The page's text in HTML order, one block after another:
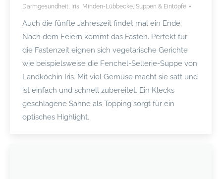
Darmgesundheit, Iris, Minden-Lübbecke, Suppen & Eintöpfe
Auch die fünfte Jahreszeit findet mal ein Ende.
Nach dem Feiern kommt das Fasten. Perfekt für
die Fastenzeit eignen sich vegetarische Gerichte
wie beispielsweise die Fenchel-Sellerie-Suppe von
Landköchin Iris. Mit viel Gemüse macht sie satt und
ist einfach und schnell zubereitet. Ein Klecks
geschlagene Sahne als Topping sorgt für ein
optisches Highlight.